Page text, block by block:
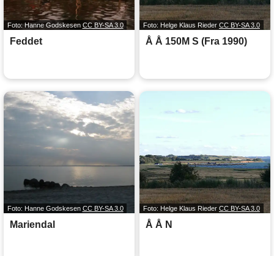
Foto: Hanne Godskesen CC BY-SA 3.0
Feddet
Foto: Helge Klaus Rieder CC BY-SA 3.0
Å Å 150M S (Fra 1990)
Foto: Hanne Godskesen CC BY-SA 3.0
Mariendal
Foto: Helge Klaus Rieder CC BY-SA 3.0
Å Å N